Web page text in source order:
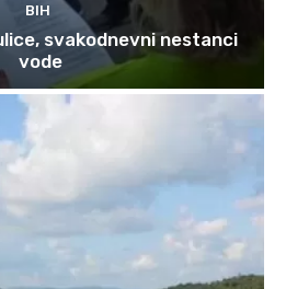
BIH
svakodnevni nestanci
vode